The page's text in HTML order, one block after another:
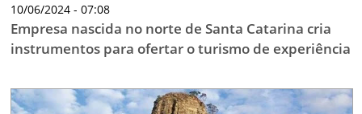
10/06/2024 - 07:08
Empresa nascida no norte de Santa Catarina cria
instrumentos para ofertar o turismo de experiência